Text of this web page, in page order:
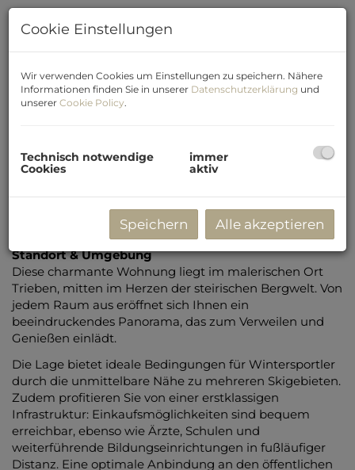
Beschreibung
Entdecken Sie Ihr zukünftiges Zuhause: Eine helle,
großzügige Wohnung, die mit Panoramablick aus allen
Wohnräumen überzeugt und ein harmonisches
Lebensgefühl für Naturfreunde und Ruhegenießer
Standort & Umgebung
Diese charmante Wohnung liegt im malerischen Ort
Trieben, mitten im Herzen der steirischen Bergwelt. Von
jedem Raum aus eröffnet sich Ihnen ein
beeindruckendes Panorama, das zum Verweilen und
Genießen einlädt.
Die Lage bietet ideale Bedingungen für Wintersportler
durch die unmittelbare Nähe zu mehreren Skigebieten.
Zudem profitieren Sie von einer erstklassigen
Infrastruktur: Einkaufsmöglichkeiten sind bequem
erreichbar, ebenso wie Ärzte, Schulen und
weiterführende Bildungseinrichtungen in fußläufiger
Distanz. Eine optimale Anbindung an den öffentlichen
Cookie Einstellungen
Wir verwenden Cookies um Einstellungen zu speichern. Nähere
Informationen finden Sie in unserer Datenschutzerklärung und
unserer Cookie Policy.
Technisch notwendige
Cookies
immer
aktiv
Speichern Alle akzeptieren